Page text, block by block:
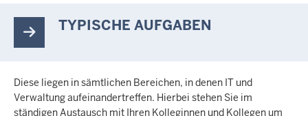
TYPISCHE AUFGABEN
Diese liegen in sämtlichen Bereichen, in denen IT und
Verwaltung aufeinandertreffen. Hierbei stehen Sie im
ständigen Austausch mit Ihren Kolleginnen und Kollegen um